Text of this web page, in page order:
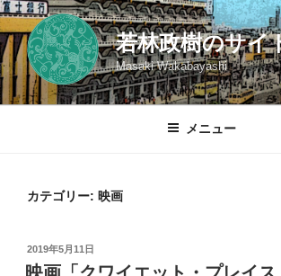
コ
ン
テ
ン
ツ
若林政樹のサイ
Masaki Wakabayashi
メニュー
カテゴリー: 映画
投
稿
2019年5月11日